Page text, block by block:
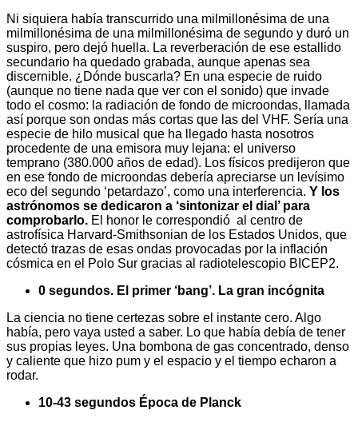
Ni siquiera había transcurrido una milmillonésima de una
milmillonésima de una milmillonésima de segundo y duró un
suspiro, pero dejó huella. La reverberación de ese estallido
secundario ha quedado grabada, aunque apenas sea
discernible. ¿Dónde buscarla? En una especie de ruido
(aunque no tiene nada que ver con el sonido) que invade
todo el cosmo: la radiación de fondo de microondas, llamada
así porque son ondas más cortas que las del VHF. Sería una
especie de hilo musical que ha llegado hasta nosotros
procedente de una emisora muy lejana: el universo
temprano (380.000 años de edad). Los físicos predijeron que
en ese fondo de microondas debería apreciarse un levísimo
eco del segundo ‘petardazo’, como una interferencia. Y los
astrónomos se dedicaron a ‘sintonizar el dial’ para
comprobarlo. El honor le correspondió al centro de
astrofísica Harvard-Smithsonian de los Estados Unidos, que
detectó trazas de esas ondas provocadas por la inflación
cósmica en el Polo Sur gracias al radiotelescopio BICEP2.
0 segundos. El primer ‘bang’. La gran incógnita
La ciencia no tiene certezas sobre el instante cero. Algo
había, pero vaya usted a saber. Lo que había debía de tener
sus propias leyes. Una bombona de gas concentrado, denso
y caliente que hizo pum y el espacio y el tiempo echaron a
rodar.
10-43 segundos Época de Planck